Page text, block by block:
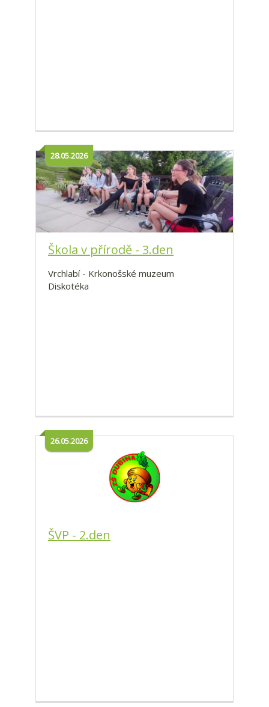
Škola v přírodě - 3.den
28.05.2026
Vrchlabí - Krkonošské muzeum
Diskotéka
ŠVP - 2.den
26.05.2026